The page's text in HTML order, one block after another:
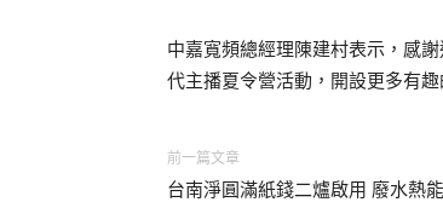
中嘉寬頻總經理陳建村表示，感
代主播夏令營活動，開設更多有趣
前一篇文章
台南淨圓滿紙錢二爐啟用 廢水熱